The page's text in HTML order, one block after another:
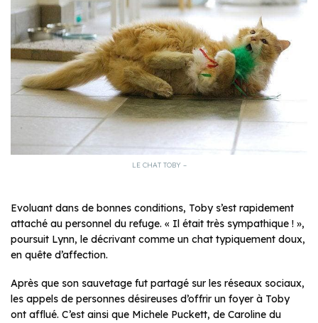
LE CHAT TOBY –
Evoluant dans de bonnes conditions, Toby s’est rapidement
attaché au personnel du refuge. « Il était très sympathique ! »,
poursuit Lynn, le décrivant comme un chat typiquement doux,
en quête d’affection.
Après que son sauvetage fut partagé sur les réseaux sociaux,
les appels de personnes désireuses d’offrir un foyer à Toby
ont afflué. C’est ainsi que Michele Puckett, de Caroline du